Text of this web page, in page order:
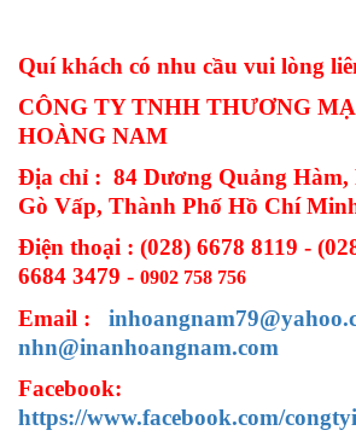
Quí khách có nhu cầu vui lòng
CÔNG TY TNHH THƯƠNG
HOÀNG NAM
Địa chỉ : 84 Dương Quảng Hàm,
Gò Vấp, Thành Phố Hồ Chí
Điện thoại : (028) 6678 8119 -
6684 3479 - 0902 758 756
Email :
nhn@inanhoangnam.com
Facebook:
https://www.facebook.com/